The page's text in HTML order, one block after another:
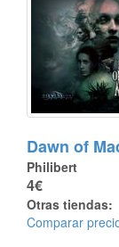
Dawn of
Philibert
4€
Otras tiendas:
Comparar